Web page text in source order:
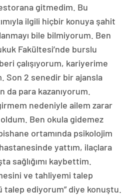
gitmedim. Bu
ilgili hiçbir konuya şahit
bile bilmiyorum. Ben
Fakültesi’nde burslu
çalışıyorum, kariyerime
Son 2 senedir bir ajansla
da para kazanıyorum.
nedeniyle ailem zarar
Ben okula gidemez
ortamında psikolojim
yattım, ilaçlara
sağlığımı kaybettim.
ve tahliyemi talep
ediyorum” diye konuştu.